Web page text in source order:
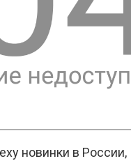
новинки в России,